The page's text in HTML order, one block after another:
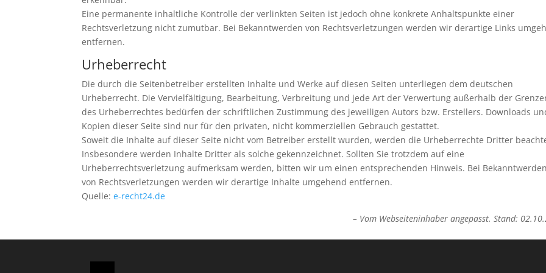
Eine permanente inhaltliche Kontrolle der verlinkten Seiten ist jedoch ohne konkrete Anhaltspunkte einer
Rechtsverletzung nicht zumutbar. Bei Bekanntwerden von Rechtsverletzungen werden wir derartige Links
entfernen.
Urheberrecht
Die durch die Seitenbetreiber erstellten Inhalte und Werke auf diesen Seiten unterliegen dem deutschen
Urheberrecht. Die Vervielfältigung, Bearbeitung, Verbreitung und jede Art der Verwertung außerhalb der
des Urheberrechtes bedürfen der schriftlichen Zustimmung des jeweiligen Autors bzw. Erstellers. Downloads
Kopien dieser Seite sind nur für den privaten, nicht kommerziellen Gebrauch gestattet.
Soweit die Inhalte auf dieser Seite nicht vom Betreiber erstellt wurden, werden die Urheberrechte Dritter
Insbesondere werden Inhalte Dritter als solche gekennzeichnet. Sollten Sie trotzdem auf eine
Urheberrechtsverletzung aufmerksam werden, bitten wir um einen entsprechenden Hinweis. Bei Bekanntwerden
von Rechtsverletzungen werden wir derartige Inhalte umgehend entfernen.
Quelle:e-recht24.de
– Vom Webseiteninhaber angepasst. Stand: